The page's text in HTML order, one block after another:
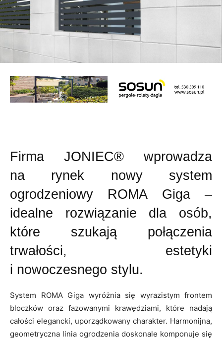
Firma JONIEC® wprowadza
na rynek nowy system
ogrodzeniowy ROMA Giga –
idealne rozwiązanie dla osób,
które szukają połączenia
trwałości, estetyki
i nowoczesnego stylu.
System ROMA Giga wyróżnia się wyrazistym frontem
bloczków oraz fazowanymi krawędziami, które nadają
całości elegancki, uporządkowany charakter. Harmonijna,
geometryczna linia ogrodzenia doskonale komponuje się